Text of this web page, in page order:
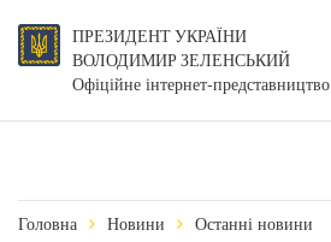
ПРЕЗИДЕНТ УКРАЇНИ
ВОЛОДИМИР ЗЕЛЕНСЬКИЙ
Офіційне інтернет-представництво
Головна Новини Останні новини